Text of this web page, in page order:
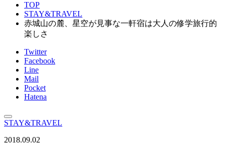
TOP
STAY&TRAVEL
赤城山の麓、星空が見事な一軒宿は大人の修学旅行的
楽しさ
Twitter
Facebook
Line
Mail
Pocket
Hatena
STAY&TRAVEL
2018.09.02